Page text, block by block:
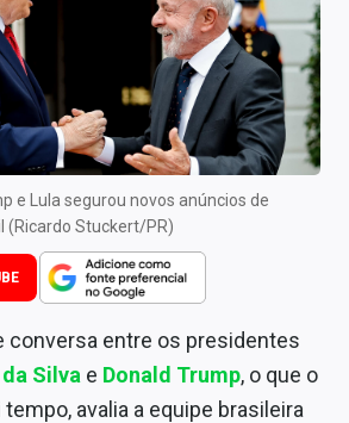
e Lula segurou novos anúncios de
(Ricardo Stuckert/PR)
conversa entre os presidentes
Silva e Donald Trump, o que o
avalia a equipe brasileira